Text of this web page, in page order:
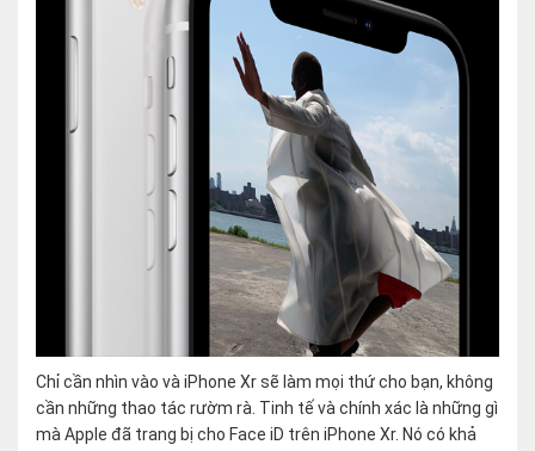
Chỉ cần nhìn vào và iPhone Xr sẽ làm mọi thứ cho bạn, không
cần những thao tác rườm rà. Tinh tế và chính xác là những gì
mà Apple đã trang bị cho Face iD trên iPhone Xr. Nó có khả